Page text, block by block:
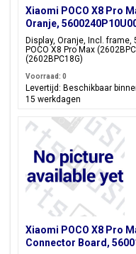
Xiaomi POCO X8 Pro
Oranje,
Display, Oranje, Incl.
POCO X8 Pro Max
(2602BPC18G)
Voorraad: 0
Levertijd: Beschikbaar
15 werkdagen
Xiaomi POCO X8 Pro
Connector Board,